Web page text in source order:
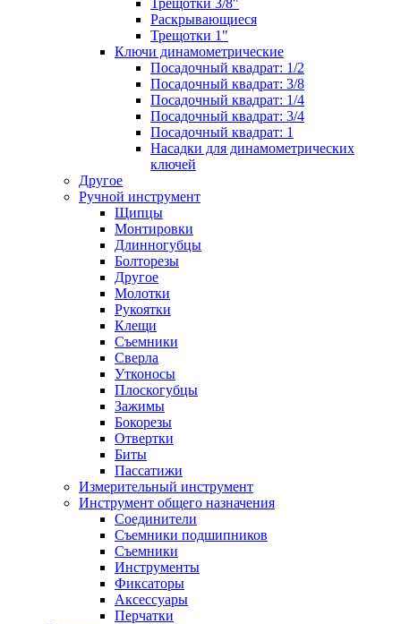
Трещотки 3/8"
Раскрывающиеся
Трещотки 1"
Ключи динамометрические
Посадочный квадрат: 1/2
Посадочный квадрат: 3/8
Посадочный квадрат: 1/4
Посадочный квадрат: 3/4
Посадочный квадрат: 1
Насадки для динамометрических
ключей
Другое
Ручной инструмент
Щипцы
Монтировки
Длинногубцы
Болторезы
Другое
Молотки
Рукоятки
Клещи
Съемники
Сверла
Утконосы
Плоскогубцы
Зажимы
Бокорезы
Отвертки
Биты
Пассатижи
Измерительный инструмент
Инструмент общего назначения
Соединители
Съемники подшипников
Съемники
Инструменты
Фиксаторы
Аксессуары
Перчатки